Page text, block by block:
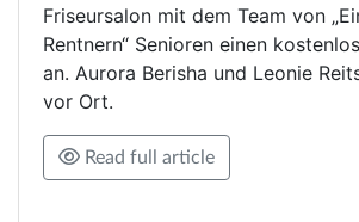
Friseursalon mit dem Team von
Rentnern“ Senioren einen
an. Aurora Berisha und Leonie
vor Ort.
Read full article